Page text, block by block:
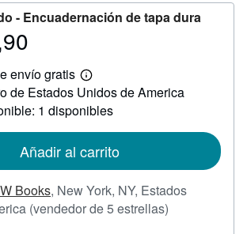
- Encuadernación de tapa dura
envío gratis
Más
información
sobre
las
envío
de Estados Unidos de America
1 disponibles
Añadir al carrito
Books, New York, NY, Estados
(vendedor de 5 estrellas)